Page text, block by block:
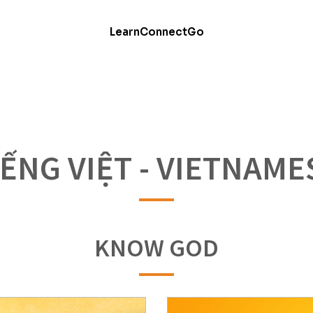
LearnConnectGo
VIỆT -
KNOW GOD